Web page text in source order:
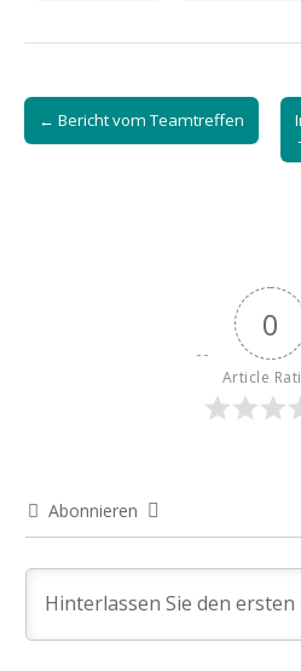
Post
navigation
← Bericht vom Teamtreffen
0
Article
Abonnieren